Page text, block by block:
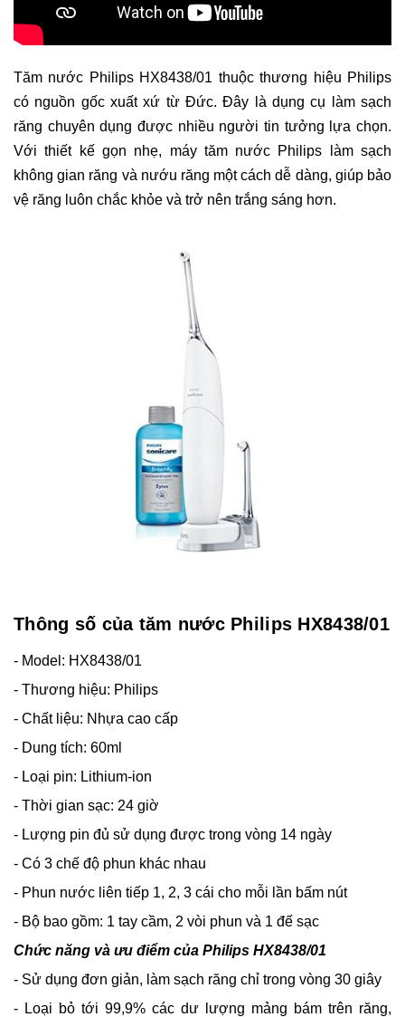
Tăm nước Philips HX8438/01 thuộc thương hiệu Philips
có nguồn gốc xuất xứ từ Đức. Đây là dụng cụ làm sạch
răng chuyên dụng được nhiều người tin tưởng lựa chọn.
Với thiết kế gọn nhẹ, máy tăm nước Philips làm sạch
không gian răng và nướu răng một cách dễ dàng, giúp bảo
vệ răng luôn chắc khỏe và trở nên trắng sáng hơn.
Thông số của tăm nước Philips HX8438/01
- Model: HX8438/01
- Thương hiệu: Philips
- Chất liệu: Nhựa cao cấp
- Dung tích: 60ml
- Loại pin: Lithium-ion
- Thời gian sạc: 24 giờ
- Lượng pin đủ sử dụng được trong vòng 14 ngày
- Có 3 chế độ phun khác nhau
- Phun nước liên tiếp 1, 2, 3 cái cho mỗi lần bấm nút
- Bộ bao gồm: 1 tay cầm, 2 vòi phun và 1 đế sạc
Chức năng và ưu điểm của Philips HX8438/01
- Sử dụng đơn giản, làm sạch răng chỉ trong vòng 30 giây
- Loại bỏ tới 99,9% các dư lượng mảng bám trên răng,